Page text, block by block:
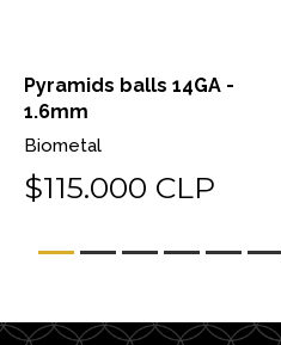
Pyramids balls 14GA -
1.6mm
Biometal
$115.000 CLP